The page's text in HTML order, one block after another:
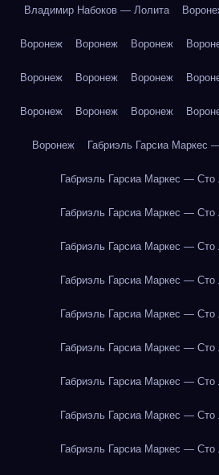
Владимир Набоков — Лолита
Воронеж Воронеж Воронеж
Воронеж Воронеж Воронеж
Воронеж Воронеж Воронеж
Воронеж Габриэль Гарсиа Маркес
Габриэль Гарсиа Маркес — Сто
Габриэль Гарсиа Маркес — Сто
Габриэль Гарсиа Маркес — Сто
Габриэль Гарсиа Маркес — Сто
Габриэль Гарсиа Маркес — Сто
Габриэль Гарсиа Маркес — Сто
Габриэль Гарсиа Маркес — Сто
Габриэль Гарсиа Маркес — Сто
Габриэль Гарсиа Маркес — Сто